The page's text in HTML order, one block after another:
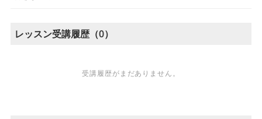
レッスン受講履歴（0）
受講履歴がまだありません。